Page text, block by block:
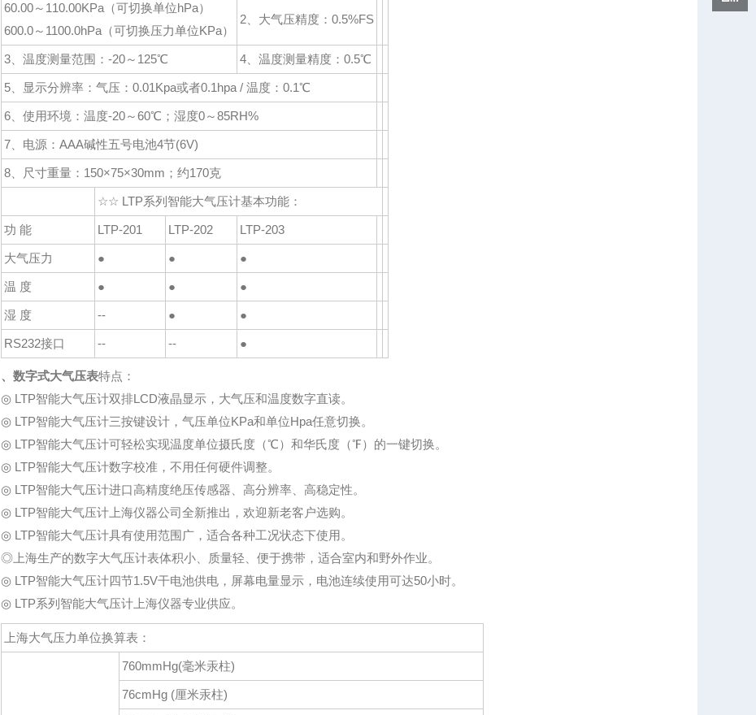
60.00～110.00KPa（可切换单位hPa）
600.0～1100.0hPa（可切换压力单位KPa）
2、大气压精度：0.5%FS
3、温度测量范围：-20～125℃ 4、温度测量精度：0.5℃
5、显示分辨率：气压：0.01Kpa或者0.1hpa / 温度：0.1℃
6、使用环境：温度-20～60℃；湿度0～85RH%
7、电源：AAA碱性五号电池4节(6V)
8、尺寸重量：150×75×30mm；约170克
☆☆ LTP系列智能大气压计基本功能：
功 能 LTP-201 LTP-202 LTP-203
大气压力 ● ● ●
温 度 ● ● ●
湿 度 -- ● ●
RS232接口 -- -- ●
、数字式大气压表特点：
◎ LTP智能大气压计双排LCD液晶显示，大气压和温度数字直读。
◎ LTP智能大气压计三按键设计，气压单位KPa和单位Hpa任意切换。
◎ LTP智能大气压计可轻松实现温度单位摄氏度（℃）和华氏度（℉）的一键切换。
◎ LTP智能大气压计数字校准，不用任何硬件调整。
◎ LTP智能大气压计进口高精度绝压传感器、高分辨率、高稳定性。
◎ LTP智能大气压计上海仪器公司全新推出，欢迎新老客户选购。
◎ LTP智能大气压计具有使用范围广，适合各种工况状态下使用。
◎上海生产的数字大气压计表体积小、质量轻、便于携带，适合室内和野外作业。
◎ LTP智能大气压计四节1.5V干电池供电，屏幕电量显示，电池连续使用可达50小时。
◎ LTP系列智能大气压计上海仪器专业供应。
上海大气压力单位换算表：
760mmHg(毫米汞柱)
76cmHg (厘米汞柱)